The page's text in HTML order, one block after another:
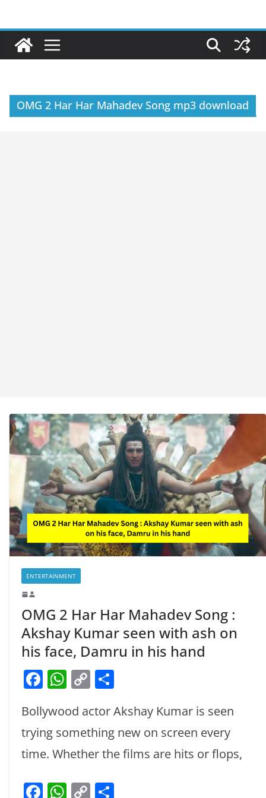
content
OMG 2 Har Har Mahadev Song mp3 download
ENTERTAINMENT
OMG 2 Har Har Mahadev Song :
Akshay Kumar seen with ash on
his face, Damru in his hand
F
c
e
b
W
at
s
A
C
p
y
Li
ar
e
Bollywood actor Akshay Kumar is seen
trying something new on screen every
time. Whether the films are hits or flops,
F W C